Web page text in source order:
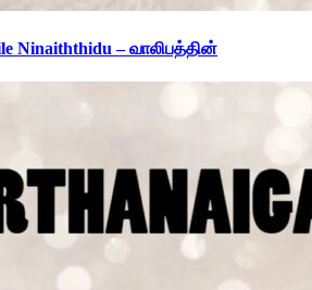
Ninaiththidu – வாலிபத்தின்